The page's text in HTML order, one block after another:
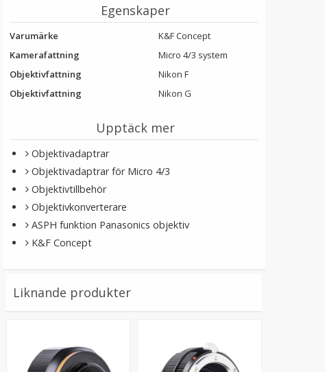
Egenskaper
Varumärke
K&F Concept
Kamerafattning
Micro 4/3 system
Objektivfattning
Nikon F
Objektivfattning
Nikon G
Upptäck mer
Objektivadaptrar
Objektivadaptrar för Micro 4/3
Objektivtillbehör
Objektivkonverterare
ASPH funktion Panasonics objektiv
K&F Concept
Liknande produkter